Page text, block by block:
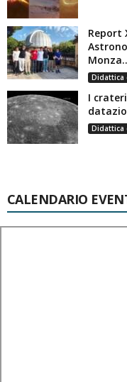
Report
Didattica
I
Didattica
CALENDARIO